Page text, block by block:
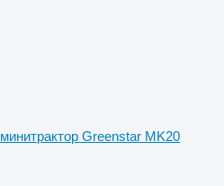
минитрактор Greenstar MK20